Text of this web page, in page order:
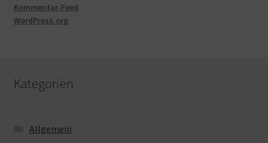
Kommentar-Feed
WordPress.org
Kategorien
Allgemein